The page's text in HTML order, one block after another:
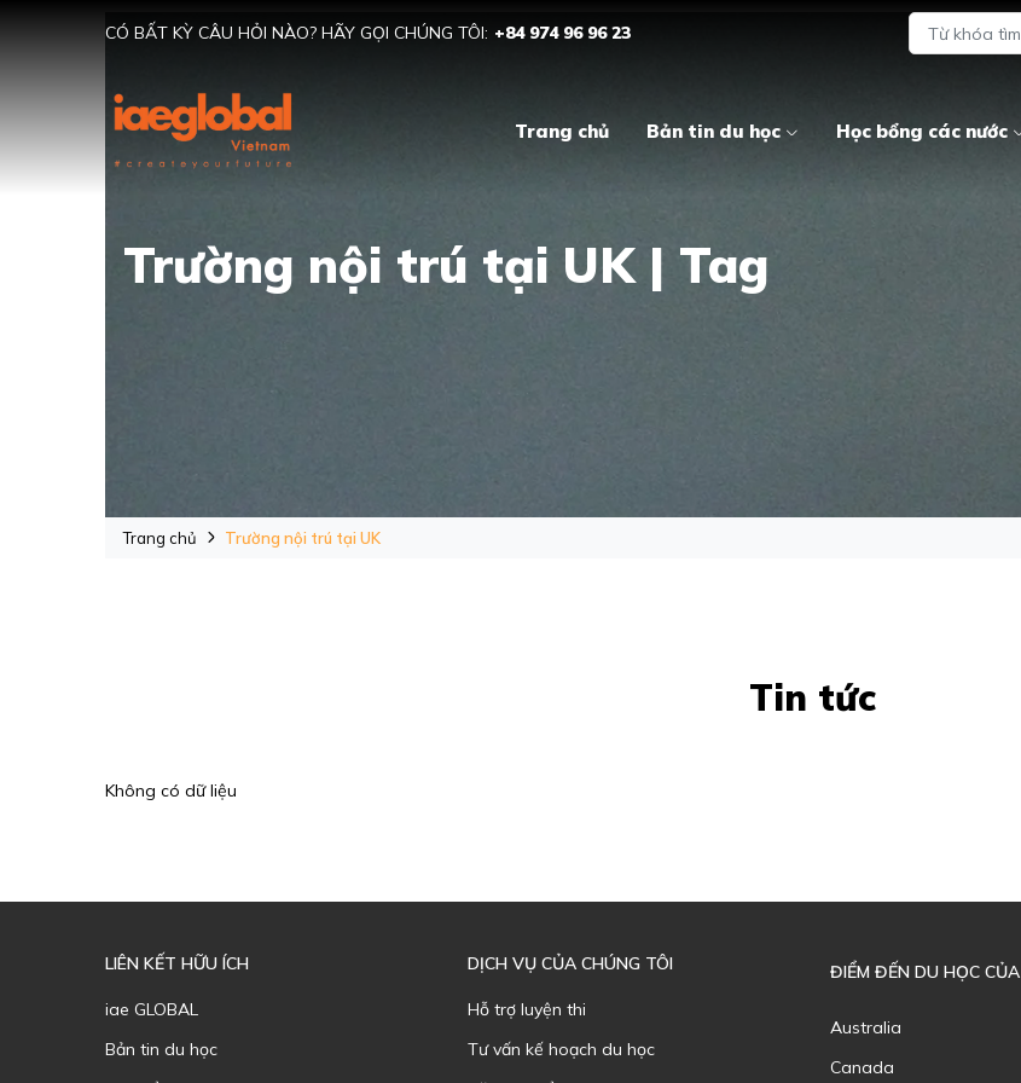
CÓ BẤT KỲ CÂU HỎI NÀO? HÃY GỌI CHÚNG TÔI: +84 974 96 96 23
Trang chủ Bản tin du học Học bổng các nước
Trường nội trú tại UK | Tag
Trang chủ Trường nội trú tại UK
Tin tức
Không có dữ liệu
LIÊN KẾT HỮU ÍCH
iae GLOBAL
Bản tin du học
DỊCH VỤ CỦA CHÚNG TÔI
Hỗ trợ luyện thi
Tư vấn kế hoạch du học
ĐIỂM ĐẾN DU HỌC CỦA
Australia
Canada